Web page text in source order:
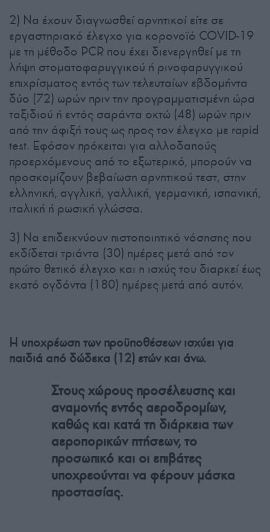
2) Να έχουν διαγνωσθεί αρνητικοί είτε σε
εργαστηριακό έλεγχο για κορονοϊό COVID-19
με τη μέθοδο PCR που έχει διενεργηθεί με τη
λήψη στοματοφαρυγγικού ή ρινοφαρυγγικού
επιχρίσματος εντός των τελευταίων εβδομήντα
δύο (72) ωρών πριν την προγραμματισμένη ώρα
ταξιδιού ή εντός σαράντα οκτώ (48) ωρών πριν
από την άφιξή τους ως προς τον έλεγχο με rapid
test. Εφόσον πρόκειται για αλλοδαπούς
προερχόμενους από το εξωτερικό, μπορούν να
προσκομίζουν βεβαίωση αρνητικού τεστ, στην
ελληνική, αγγλική, γαλλική, γερμανική, ισπανική,
ιταλική ή ρωσική γλώσσα.
3) Να επιδεικνύουν πιστοποιητικό νόσησης που
εκδίδεται τριάντα (30) ημέρες μετά από τον
πρώτο θετικό έλεγχο και η ισχύς του διαρκεί έως
εκατό ογδόντα (180) ημέρες μετά από αυτόν.
Η υποχρέωση των προϋποθέσεων ισχύει για
παιδιά από δώδεκα (12) ετών και άνω.
Στους χώρους προσέλευσης και
αναμονής εντός αεροδρομίων,
καθώς και κατά τη διάρκεια των
αεροπορικών πτήσεων, το
προσωπικό και οι επιβάτες
υποχρεούνται να φέρουν μάσκα
προστασίας.